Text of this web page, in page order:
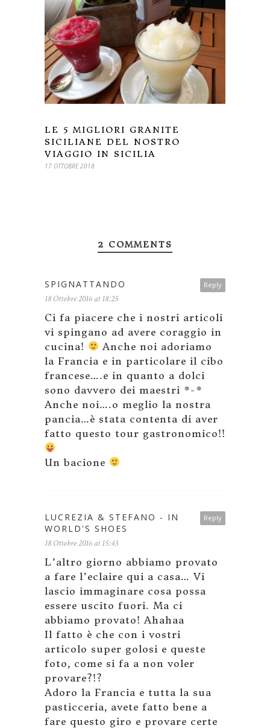
LE 5 MIGLIORI GRANITE
SICILIANE DEL NOSTRO
VIAGGIO IN SICILIA
17 OTTOBRE 2018
2 COMMENTS
Reply
SPIGNATTANDO
18 Ottobre 2016 at 18:25
Ci fa piacere che i nostri articoli
vi spingano ad avere coraggio in
cucina!
Anche noi adoriamo
la Francia e in particolare il cibo
francese….e in quanto a dolci
sono davvero dei maestri *-*
Anche noi….o meglio la nostra
pancia…è stata contenta di aver
fatto questo tour gastronomico!!
Un bacione
Reply
LUCREZIA & STEFANO - IN
WORLD'S SHOES
18 Ottobre 2016 at 15:43
L’altro giorno abbiamo provato
a fare l’eclaire qui a casa… Vi
lascio immaginare cosa possa
essere uscito fuori. Ma ci
abbiamo provato! Ahahaa
Il fatto è che con i vostri
articolo super golosi e queste
foto, come si fa a non voler
provare?!?
Adoro la Francia e tutta la sua
pasticceria, avete fatto bene a
fare questo giro e provare certe